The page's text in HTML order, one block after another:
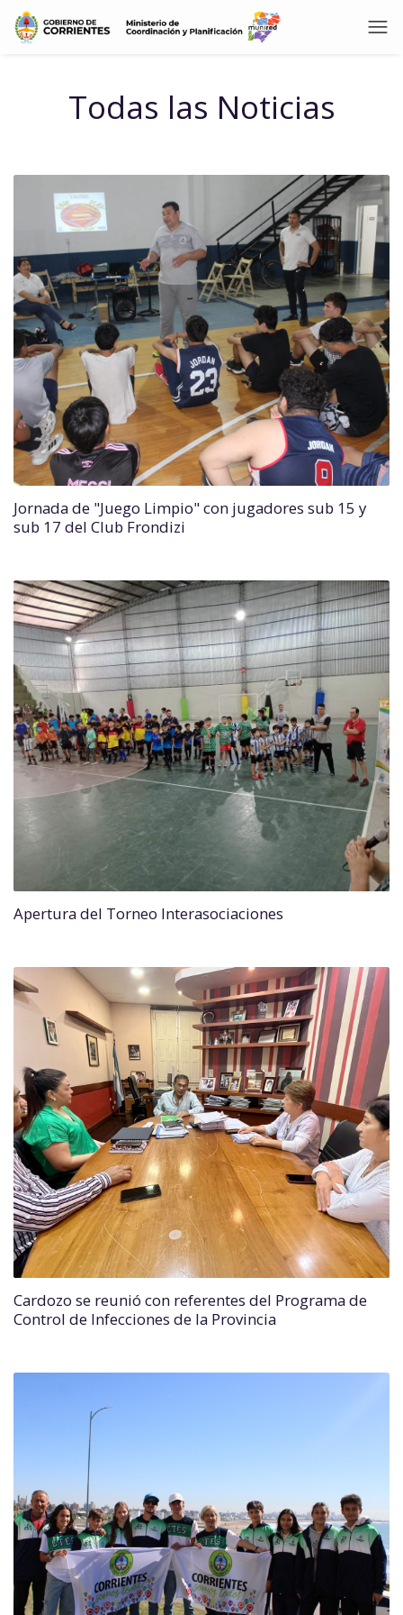
Todas las Noticias
Jornada de "Juego Limpio" con jugadores sub 15 y
sub 17 del Club Frondizi
Apertura del Torneo Interasociaciones
Cardozo se reunió con referentes del Programa de
Control de Infecciones de la Provincia